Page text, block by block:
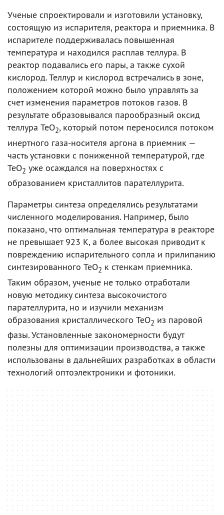
Ученые спроектировали и изготовили установку,
состоящую из испарителя, реактора и приемника. В
испарителе поддерживалась повышенная
температура и находился расплав теллура. В
реактор подавались его пары, а также сухой
кислород. Теллур и кислород встречались в зоне,
положением которой можно было управлять за
счет изменения параметров потоков газов. В
результате образовывался парообразный оксид
теллура TeO2, который потом переносился потоком
инертного газа-носителя аргона в приемник —
часть установки с пониженной температурой, где
TeO2 уже осаждался на поверхностях с
образованием кристаллитов парателлурита.
Параметры синтеза определялись результатами
численного моделирования. Например, было
показано, что оптимальная температура в реакторе
не превышает 923 К, а более высокая приводит к
повреждению испарительного сопла и прилипанию
синтезированного TeO2 к стенкам приемника.
Таким образом, ученые не только отработали
новую методику синтеза высокочистого
парателлурита, но и изучили механизм
образования кристаллического TeO2 из паровой
фазы. Установленные закономерности будут
полезны для оптимизации производства, а также
использованы в дальнейших разработках в области
технологий оптоэлектроники и фотоники.